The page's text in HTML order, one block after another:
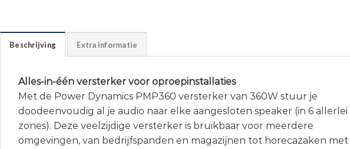
Beschrijving Extra informatie
Alles-in-één versterker voor oproepinstallaties
Met de Power Dynamics PMP360 versterker van 360W stuur je
doodeenvoudig al je audio naar elke aangesloten speaker (in 6 allerlei
zones). Deze veelzijdige versterker is bruikbaar voor meerdere
omgevingen, van bedrijfspanden en magazijnen tot horecazaken met